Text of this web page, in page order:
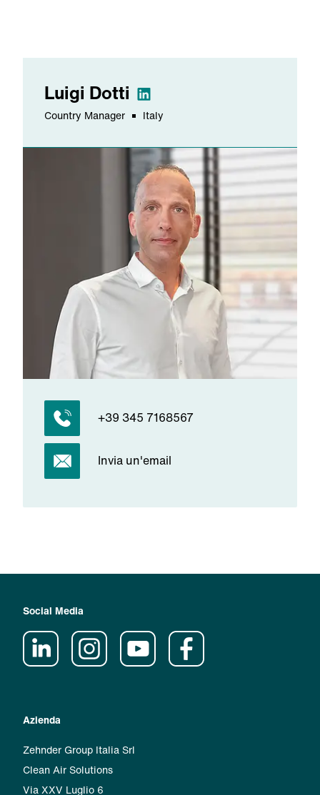
Luigi Dotti
Country Manager Italy
+39 345 7168567
Invia un'email
Azienda
Zehnder Group Italia Srl
Clean Air Solutions
Via XXV Luglio 6
Social Media